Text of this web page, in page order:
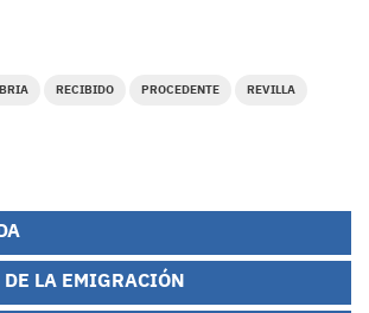
RECIBIDO PROCEDENTE REVILLA
LA EMIGRACIÓN